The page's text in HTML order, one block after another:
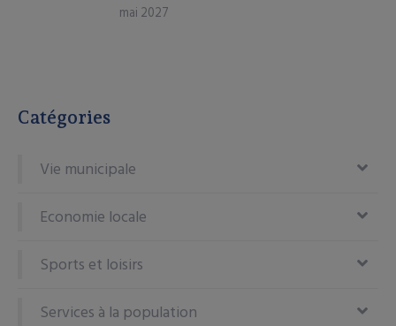
mai 2027
Catégories
Vie municipale
Economie locale
Sports et loisirs
Services à la population